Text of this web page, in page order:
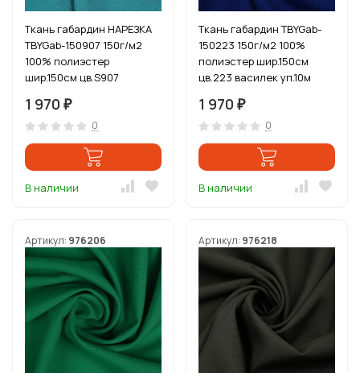
Ткань габардин НАРЕЗКА
TBYGab-150907 150г/м2
100% полиэстер
шир.150см цв.S907
1 970 ₽
0
В наличии
Ткань габардин TBYGab-
150223 150г/м2 100%
полиэстер шир.150см
цв.223 василек уп.10м
1 970 ₽
0
В наличии
Артикул: 976206 Артикул: 976218